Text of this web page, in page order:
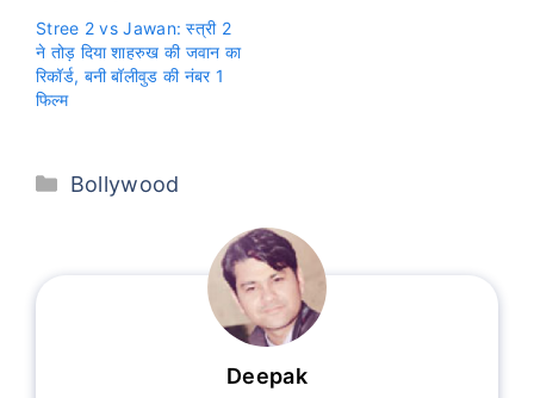
Stree 2 vs Jawan: स्त्री 2
ने तोड़ दिया शाहरुख की जवान का
रिकॉर्ड, बनी बॉलीवुड की नंबर 1
फिल्म
Categories
Bollywood
Deepak